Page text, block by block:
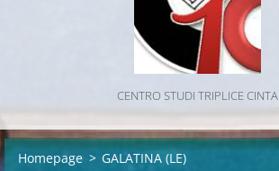
CENTRO STUDI TRIPLICE CINTA
Homepage > GALATINA (LE)